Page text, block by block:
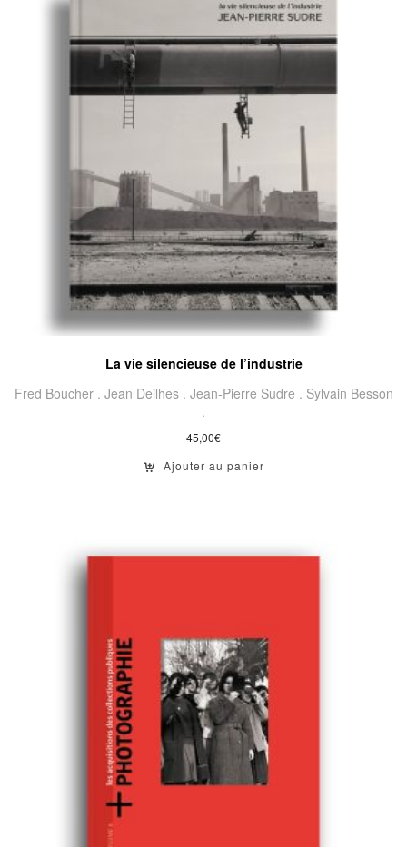
La vie silencieuse de l’industrie
Fred Boucher . Jean Deilhes . Jean-Pierre Sudre . Sylvain Besson
.
45,00€
Ajouter au panier